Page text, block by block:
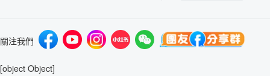
關注我們
[object Object]